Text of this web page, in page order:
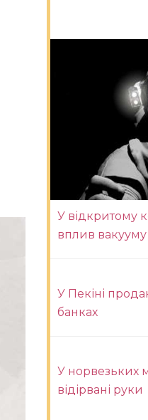
У відкритому
вплив
У Пекіні
банках
У норвезьких
відірвані руки